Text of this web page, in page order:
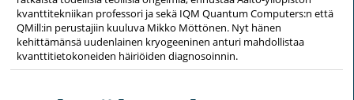
kvanttitekniikan professori ja sekä IQM Quantum Computers:n että
QMill:in perustajiin kuuluva Mikko Möttönen. Nyt hänen
kehittämänsä uudenlainen kryogeeninen anturi mahdollistaa
kvanttitietokoneiden häiriöiden diagnosoinnin.